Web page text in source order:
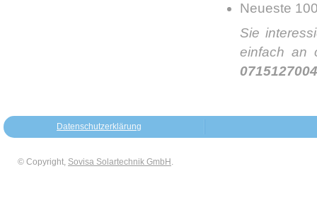
Neueste
Sie
einfach an
Datenschutzerklärung
© Copyright, Sovisa Solartechnik GmbH .